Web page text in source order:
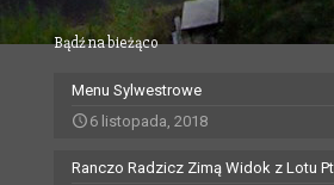
Bądź na bieżąco
Menu Sylwestrowe
6 listopada, 2018
Ranczo Radzicz Zimą Widok z Lotu